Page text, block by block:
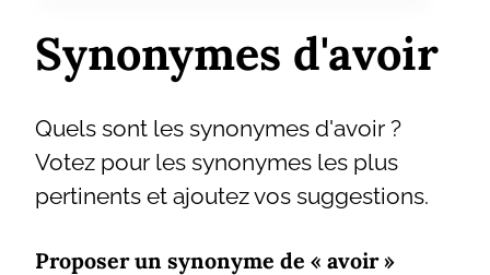
Synonymes d'avoir
Quels sont les synonymes d'avoir ?
Votez pour les synonymes les plus
pertinents et ajoutez vos suggestions.
Proposer un synonyme de « avoir »